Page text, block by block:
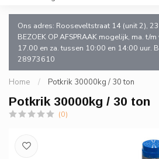
Ons adres: Rooseveltstraat 14 (unit 2),
BEZOEK OP AFSPRAAK mogelijk, ma. t/
17.00 en za. tussen 10:00 en 14:00 uur.
28973610
Home / Potkrik 30000kg / 30 ton
Potkrik 30000kg / 30 ton
(0)